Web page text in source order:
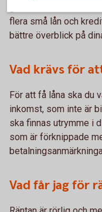
flera små lån och
bättre överblick på
Vad krävs för
För att få låna ska du
inkomst, som inte är
ska finnas utrymme i
som är förknippade
Vad får jag för